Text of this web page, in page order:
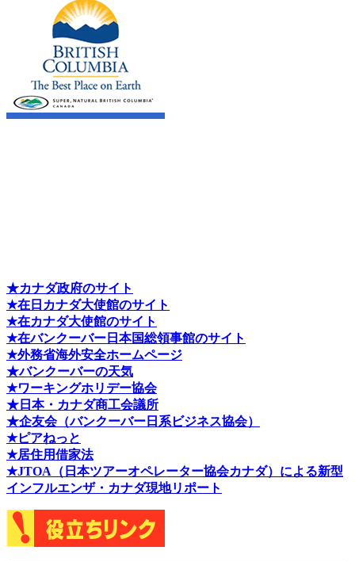
★カナダ政府のサイト
★在日カナダ大使館のサイト
★在カナダ大使館のサイト
★在バンクーバー日本国総領事館のサイト
★外務省海外安全ホームページ
★バンクーバーの天気
★ワーキングホリデー協会
★日本・カナダ商工会議所
★企友会（バンクーバー日系ビジネス協会）
★ピアねっと
★居住用借家法
★JTOA（日本ツアーオペレーター協会カナダ）による新型
インフルエンザ・カナダ現地リポート